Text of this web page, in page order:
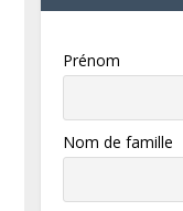
Prénom
Nom de famille